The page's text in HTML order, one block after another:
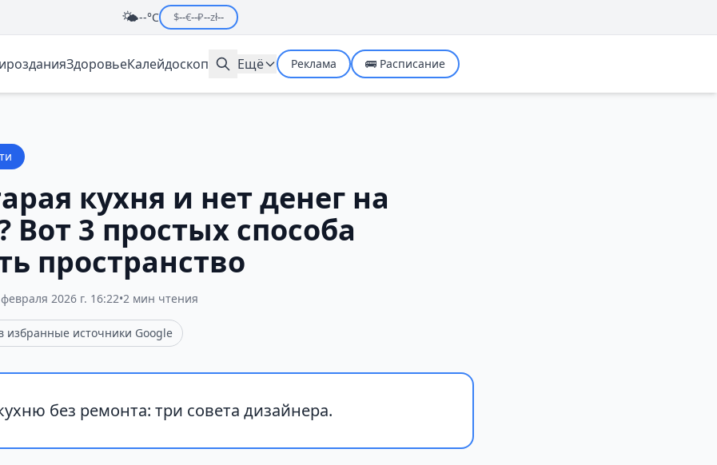
🌤️--°C $--€--₽--zł--
ЗдоровьеКалейдоскоп Ещё Реклама 🚌 Расписание
кухня и нет денег на
Вот 3 простых способа
пространство
2026 г. 16:22•2 мин чтения
избранные источники Google
без ремонта: три совета дизайнера.